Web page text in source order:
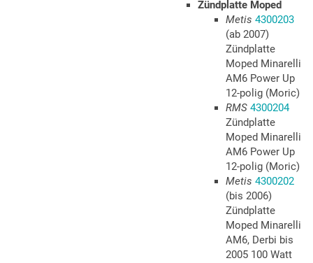
Zündplatte Moped
Metis 4300203
(ab 2007)
Zündplatte
Moped Minarelli
AM6 Power Up
12-polig (Moric)
RMS 4300204
Zündplatte
Moped Minarelli
AM6 Power Up
12-polig (Moric)
Metis 4300202
(bis 2006)
Zündplatte
Moped Minarelli
AM6, Derbi bis
2005 100 Watt